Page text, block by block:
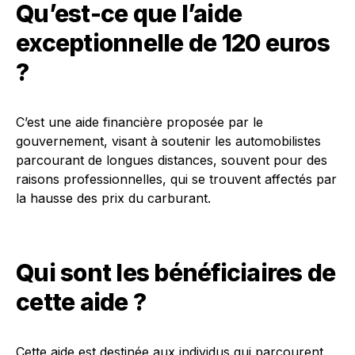
Qu’est-ce que l’aide
exceptionnelle de 120 euros
?
C’est une aide financière proposée par le
gouvernement, visant à soutenir les automobilistes
parcourant de longues distances, souvent pour des
raisons professionnelles, qui se trouvent affectés par
la hausse des prix du carburant.
Qui sont les bénéficiaires de
cette aide ?